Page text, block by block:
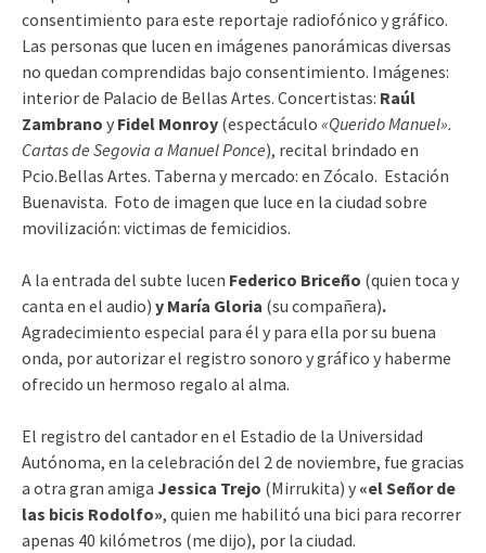
consentimiento para este reportaje radiofónico y gráfico.
Las personas que lucen en imágenes panorámicas diversas
no quedan comprendidas bajo consentimiento. Imágenes:
interior de Palacio de Bellas Artes. Concertistas: Raúl
Zambrano y Fidel Monroy (espectáculo «Querido Manuel».
Cartas de Segovia a Manuel Ponce), recital brindado en
Pcio.Bellas Artes. Taberna y mercado: en Zócalo. Estación
Buenavista. Foto de imagen que luce en la ciudad sobre
movilización: victimas de femicidios.
A la entrada del subte lucen Federico Briceño (quien toca y
canta en el audio) y María Gloria (su compañera).
Agradecimiento especial para él y para ella por su buena
onda, por autorizar el registro sonoro y gráfico y haberme
ofrecido un hermoso regalo al alma.
El registro del cantador en el Estadio de la Universidad
Autónoma, en la celebración del 2 de noviembre, fue gracias
a otra gran amiga Jessica Trejo (Mirrukita) y «el Señor de
las bicis Rodolfo», quien me habilitó una bici para recorrer
apenas 40 kilómetros (me dijo), por la ciudad.